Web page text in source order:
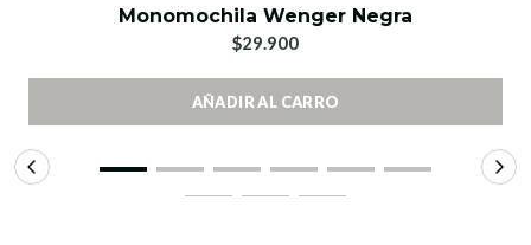
Monomochila Wenger Negra
$29.900
AÑADIR AL CARRO